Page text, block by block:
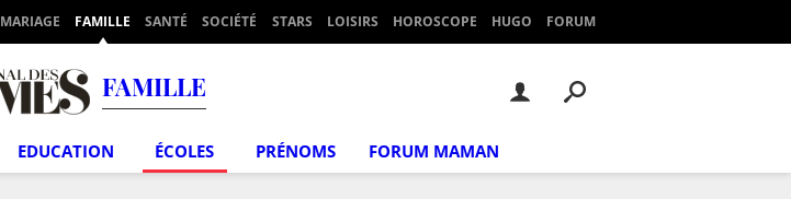
MARIAGE FAMILLE SANTÉ SOCIÉTÉ STARS LOISIRS HOROSCOPE HUGO FORUM
FAMILLE
EDUCATION ÉCOLES PRÉNOMS FORUM MAMAN